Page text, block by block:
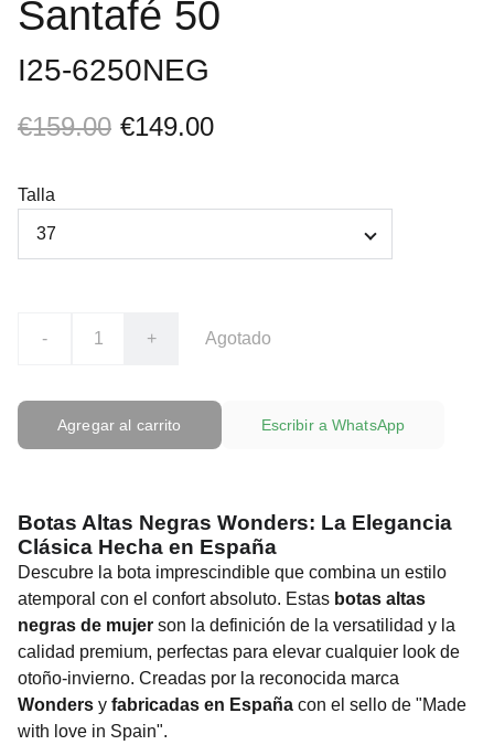
Santafé 50
I25-6250NEG
€159.00 €149.00
Talla
- + Agotado
Agregar al carrito Escribir a WhatsApp
Botas Altas Negras Wonders: La Elegancia
Clásica Hecha en España
Descubre la bota imprescindible que combina un estilo
atemporal con el confort absoluto. Estas botas altas
negras de mujer son la definición de la versatilidad y la
calidad premium, perfectas para elevar cualquier look de
otoño-invierno. Creadas por la reconocida marca
Wonders y fabricadas en España con el sello de "Made
with love in Spain".